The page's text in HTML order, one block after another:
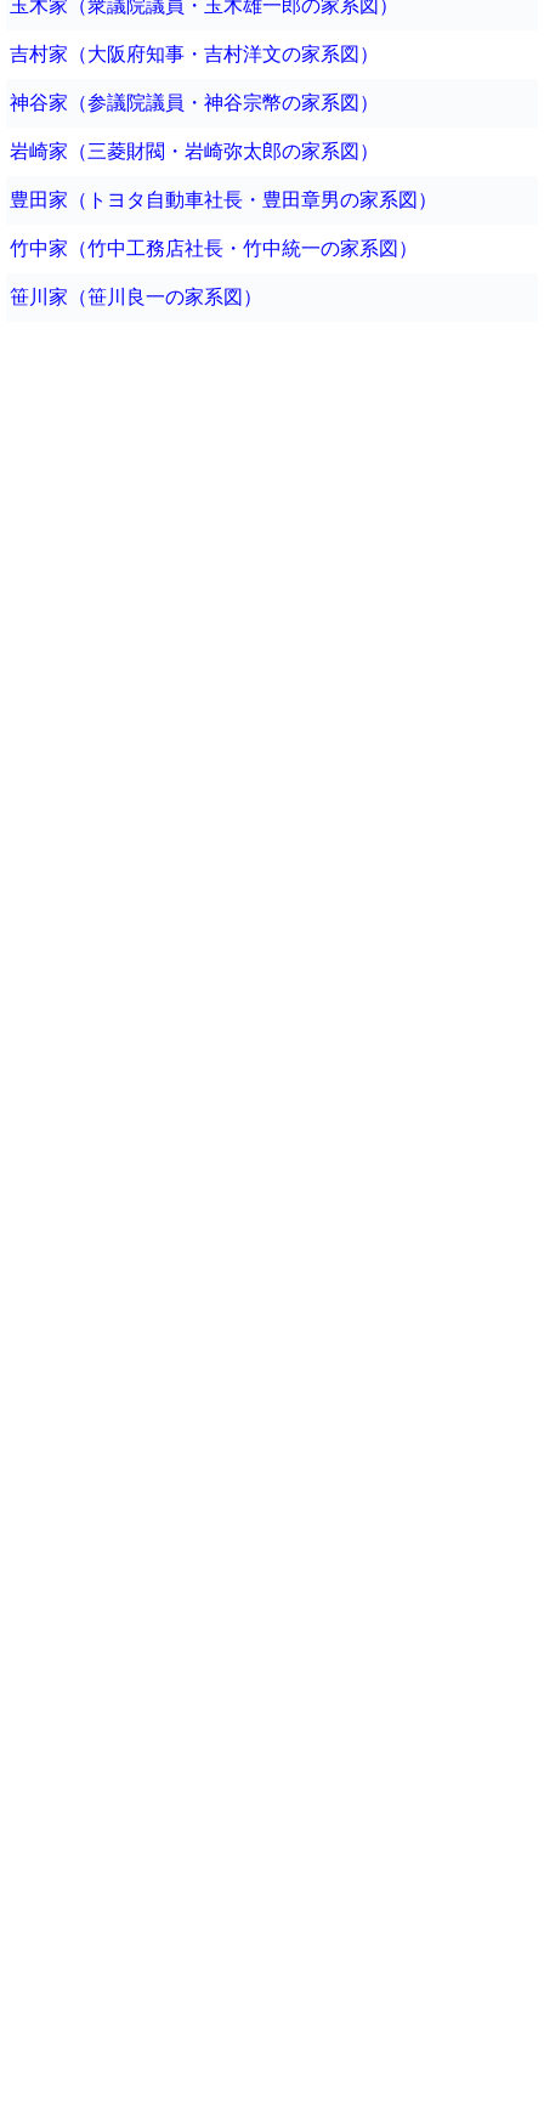
玉木家（衆議院議員・玉木雄一郎の家系図）
吉村家（大阪府知事・吉村洋文の家系図）
神谷家（参議院議員・神谷宗幣の家系図）
岩崎家（三菱財閥・岩崎弥太郎の家系図）
豊田家（トヨタ自動車社長・豊田章男の家系図）
竹中家（竹中工務店社長・竹中統一の家系図）
笹川家（笹川良一の家系図）